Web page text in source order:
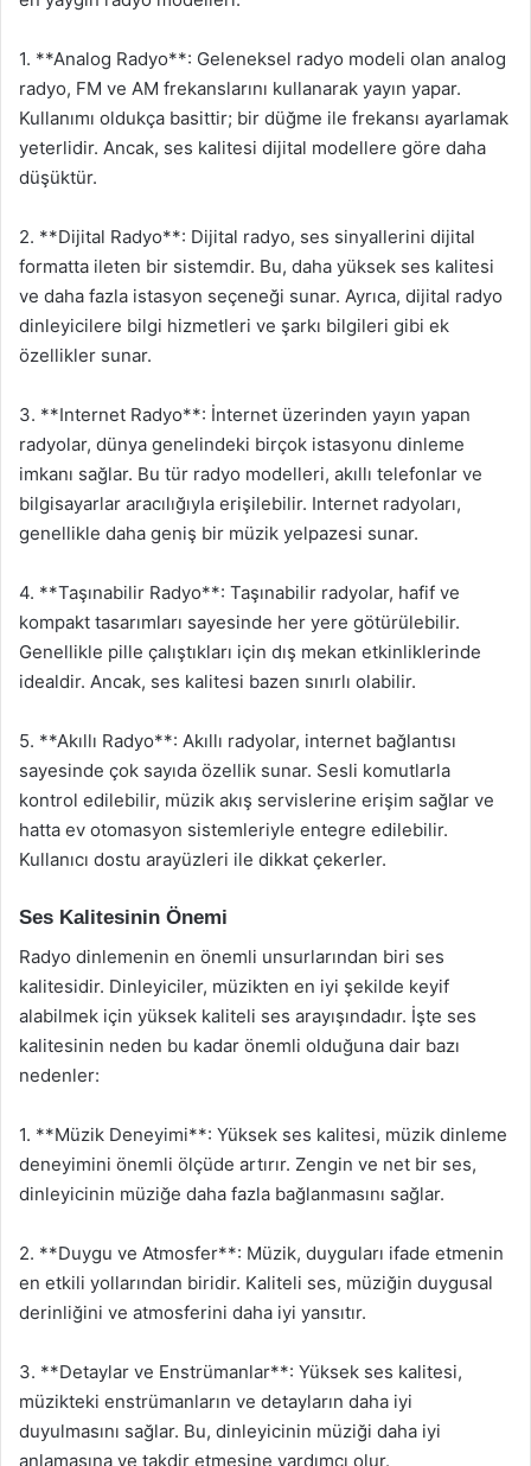
1. **Analog Radyo**: Geleneksel radyo modeli olan analog
radyo, FM ve AM frekanslarını kullanarak yayın yapar.
Kullanımı oldukça basittir; bir düğme ile frekansı ayarlamak
yeterlidir. Ancak, ses kalitesi dijital modellere göre daha
düşüktür.
2. **Dijital Radyo**: Dijital radyo, ses sinyallerini dijital
formatta ileten bir sistemdir. Bu, daha yüksek ses kalitesi
ve daha fazla istasyon seçeneği sunar. Ayrıca, dijital radyo
dinleyicilere bilgi hizmetleri ve şarkı bilgileri gibi ek
özellikler sunar.
3. **Internet Radyo**: İnternet üzerinden yayın yapan
radyolar, dünya genelindeki birçok istasyonu dinleme
imkanı sağlar. Bu tür radyo modelleri, akıllı telefonlar ve
bilgisayarlar aracılığıyla erişilebilir. Internet radyoları,
genellikle daha geniş bir müzik yelpazesi sunar.
4. **Taşınabilir Radyo**: Taşınabilir radyolar, hafif ve
kompakt tasarımları sayesinde her yere götürülebilir.
Genellikle pille çalıştıkları için dış mekan etkinliklerinde
idealdir. Ancak, ses kalitesi bazen sınırlı olabilir.
5. **Akıllı Radyo**: Akıllı radyolar, internet bağlantısı
sayesinde çok sayıda özellik sunar. Sesli komutlarla
kontrol edilebilir, müzik akış servislerine erişim sağlar ve
hatta ev otomasyon sistemleriyle entegre edilebilir.
Kullanıcı dostu arayüzleri ile dikkat çekerler.
Ses Kalitesinin Önemi
Radyo dinlemenin en önemli unsurlarından biri ses
kalitesidir. Dinleyiciler, müzikten en iyi şekilde keyif
alabilmek için yüksek kaliteli ses arayışındadır. İşte ses
kalitesinin neden bu kadar önemli olduğuna dair bazı
nedenler:
1. **Müzik Deneyimi**: Yüksek ses kalitesi, müzik dinleme
deneyimini önemli ölçüde artırır. Zengin ve net bir ses,
dinleyicinin müziğe daha fazla bağlanmasını sağlar.
2. **Duygu ve Atmosfer**: Müzik, duyguları ifade etmenin
en etkili yollarından biridir. Kaliteli ses, müziğin duygusal
derinliğini ve atmosferini daha iyi yansıtır.
3. **Detaylar ve Enstrümanlar**: Yüksek ses kalitesi,
müzikteki enstrümanların ve detayların daha iyi
duyulmasını sağlar. Bu, dinleyicinin müziği daha iyi
anlamasına ve takdir etmesine yardımcı olur.